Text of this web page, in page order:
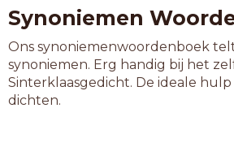
Synoniemen
Ons synoniemenwoordenboek
synoniemen. Erg handig bij het
Sinterklaasgedicht. De ideale
dichten.